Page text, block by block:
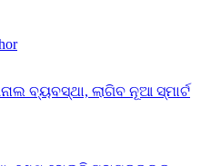
ବ୍ୟବସ୍ଥା, ଲାଗିବ ନୂଆ ସ୍ମାର୍ଟ